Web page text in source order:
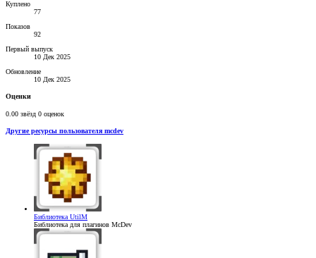
Куплено
77
Показов
92
Первый выпуск
10 Дек 2025
Обновление
10 Дек 2025
Оценки
0.00 звёзд 0 оценок
Другие ресурсы пользователя mcdev
Библиотека UtilM
Библиотека для плагинов McDev